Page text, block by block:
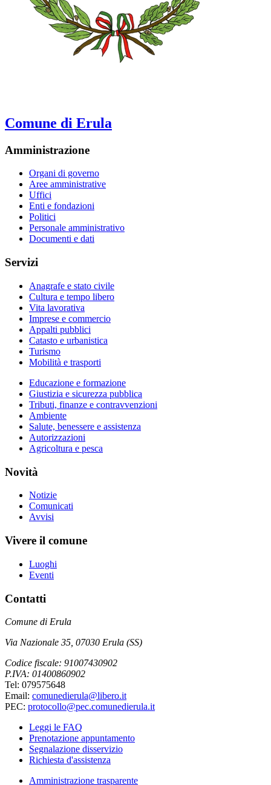
Comune di Erula
Amministrazione
Organi di governo
Aree amministrative
Uffici
Enti e fondazioni
Politici
Personale amministrativo
Documenti e dati
Servizi
Anagrafe e stato civile
Cultura e tempo libero
Vita lavorativa
Imprese e commercio
Appalti pubblici
Catasto e urbanistica
Turismo
Mobilità e trasporti
Educazione e formazione
Giustizia e sicurezza pubblica
Tributi, finanze e contravvenzioni
Ambiente
Salute, benessere e assistenza
Autorizzazioni
Agricoltura e pesca
Novità
Notizie
Comunicati
Avvisi
Vivere il comune
Luoghi
Eventi
Contatti
Comune di Erula
Via Nazionale 35, 07030 Erula (SS)
Codice fiscale: 91007430902
P.IVA: 01400860902
Tel: 079575648
Email: comunedierula@libero.it
PEC: protocollo@pec.comunedierula.it
Leggi le FAQ
Prenotazione appuntamento
Segnalazione disservizio
Richiesta d'assistenza
Amministrazione trasparente